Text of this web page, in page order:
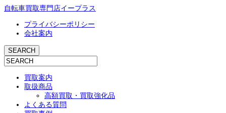
自転車買取専門店イープラス
プライバシーポリシー
会社案内
買取案内
取扱商品
高額買取・買取強化品
よくある質問